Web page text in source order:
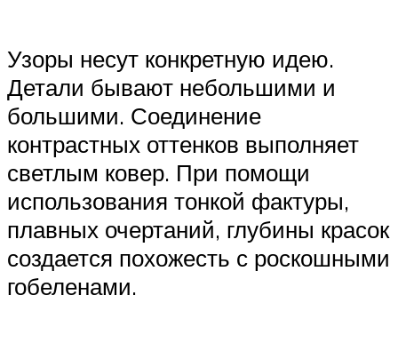
Узоры несут конкретную идею.
Детали бывают небольшими и
большими. Соединение
контрастных оттенков выполняет
светлым ковер. При помощи
использования тонкой фактуры,
плавных очертаний, глубины красок
создается похожесть с роскошными
гобеленами.